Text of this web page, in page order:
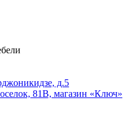
д.5
81В, магазин «Ключ»